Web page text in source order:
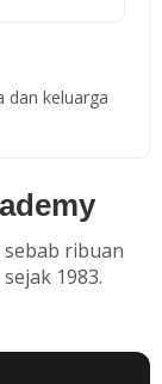
dan keluarga
ribuan
1983.